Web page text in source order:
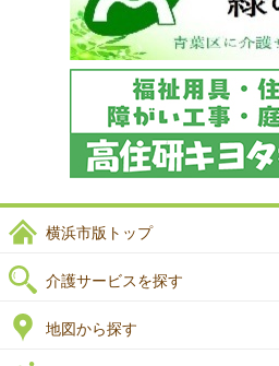
横浜市版トップ
介護サービスを探す
地図から探す